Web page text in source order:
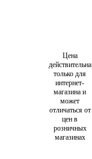
Цена
действительна
только для
интернет-
магазина и
может
отличаться от
цен в
розничных
магазинах